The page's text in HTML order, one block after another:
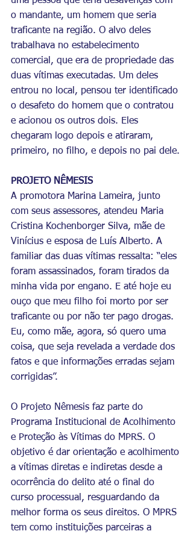
o mandante, um homem que seria
traficante na região. O alvo deles
trabalhava no estabelecimento
comercial, que era de propriedade das
duas vítimas executadas. Um deles
entrou no local, pensou ter identificado
o desafeto do homem que o contratou
e acionou os outros dois. Eles
chegaram logo depois e atiraram,
primeiro, no filho, e depois no pai dele.
PROJETO NÊMESIS
A promotora Marina Lameira, junto
com seus assessores, atendeu Maria
Cristina Kochenborger Silva, mãe de
Vinícius e esposa de Luís Alberto. A
familiar das duas vítimas ressalta: “eles
foram assassinados, foram tirados da
minha vida por engano. E até hoje eu
ouço que meu filho foi morto por ser
traficante ou por não ter pago drogas.
Eu, como mãe, agora, só quero uma
coisa, que seja revelada a verdade dos
fatos e que informações erradas sejam
corrigidas”.
O Projeto Nêmesis faz parte do
Programa Institucional de Acolhimento
e Proteção às Vítimas do MPRS. O
objetivo é dar orientação e acolhimento
a vítimas diretas e indiretas desde a
ocorrência do delito até o final do
curso processual, resguardando da
melhor forma os seus direitos. O MPRS
tem como instituições parceiras a